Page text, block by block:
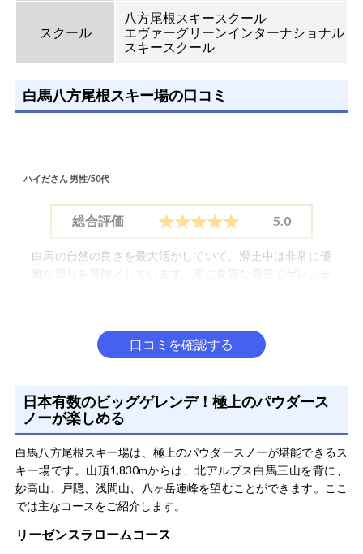
スクール
八方尾根スキースクール
エヴァーグリーンインターナショナル
スキースクール
白馬八方尾根スキー場の口コミ
ハイださん 男性/50代
総合評価 5.0
白馬の自然の良さを最大活かしていて、滑走中は非常に優
雅な滑りを可能としています。常に良質な雪質でゲレンデ
たスキー場でもあります。滑走距離の長いコースや広大な
ゲレンデ、バックカントリーエリアなど、様々な滑走エリ
もっと見る
稗田さん男性/60代
総合評価 5.0
ナイターのゲレンデの風景が印象的でした。本当にきれい
なゲレンデで夢の世界にいるような感じです。美しくライ
トアップされたゲレンデは滑るも良し、眺めるも良しで毎
口コミを確認する
日本有数のビッグゲレンデ！極上のパウダース
ノーが楽しめる
白馬八方尾根スキー場は、極上のパウダースノーが堪能できるス
キー場です。山頂1,830mからは、北アルプス白馬三山を背に、
妙高山、戸隠、浅間山、八ヶ岳連峰を望むことができます。ここ
では主なコースをご紹介します。
リーゼンスラロームコース